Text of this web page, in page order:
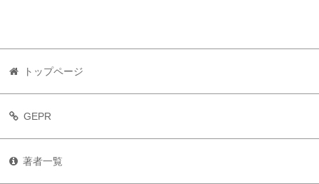
トップページ
GEPR
著者一覧